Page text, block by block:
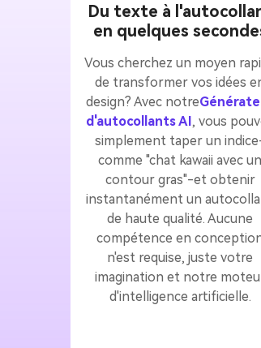
Du texte à
en quelques
Vous cherchez un moyen
de transformer vos idées
design? Avec notre
d'autocollants AI, vous
simplement taper un
comme "chat kawaii avec un
contour gras"-et obtenir
instantanément un
de haute qualité. Aucune
compétence en
n'est requise, juste votre
imagination et notre
d'intelligence artificielle.